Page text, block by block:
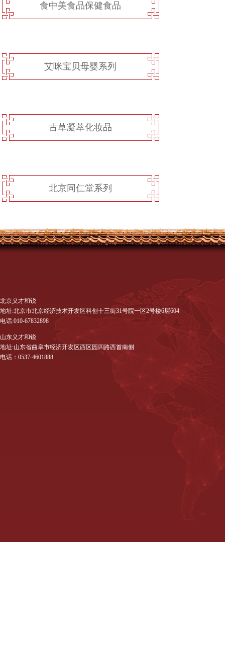
食中美食品保健食品
艾咪宝贝母婴系列
古草凝萃化妆品
北京同仁堂系列
北京义才和锐
地址:北京市北京经济技术开发区科创十三街31号院一区2号楼6层604
电话:010-67832898
山东义才和锐
地址:山东省曲阜市经济开发区西区园四路西首南侧
电话：0537-4601888